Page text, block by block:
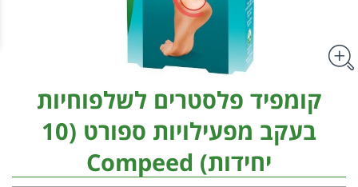
קומפיד פלסטרים לשלפוחיות
בעקב מפעילויות ספורט (10
יחידות) Compeed